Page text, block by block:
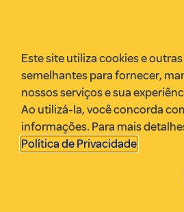
VR Assessoria
Parcerias
Envie uma pauta
Anuncie
Este site utiliza cookies e
semelhantes para fornecer,
nossos serviços e sua
Ao utilizá-la, você concorda
informações. Para mais
Política de Privacidade.